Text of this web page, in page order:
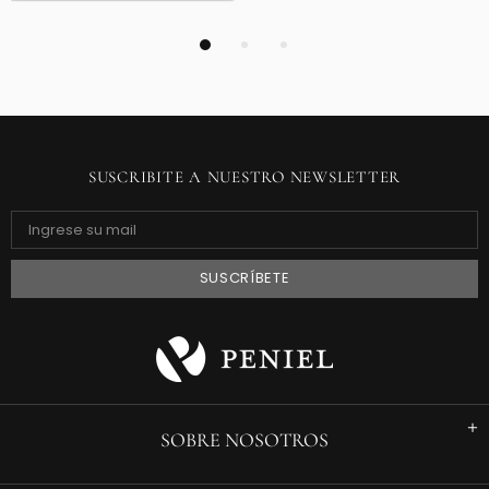
SUSCRIBITE A NUESTRO NEWSLETTER
SOBRE NOSOTROS